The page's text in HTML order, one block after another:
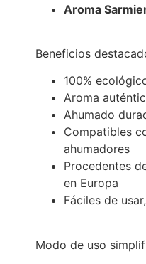
Aroma
Beneficios
100%
Aroma
Ahumado
Compatibles
ahumadores
Procedentes
en Europa
Fáciles de
Modo de uso